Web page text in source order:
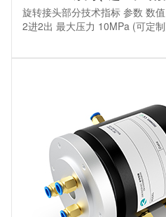
旋转接头部分技术指标 参数 数
2进2出 最大压力 10MPa (可定